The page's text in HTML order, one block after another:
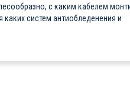
с каким кабелем
систем антиобледенения и